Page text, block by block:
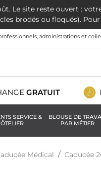
Le site reste ouvert :
brodés ou floqués).
administrations et
GRATUIT
SERVICE &
BLOUSE DE
PAR MÉTIER
Médical Caducée